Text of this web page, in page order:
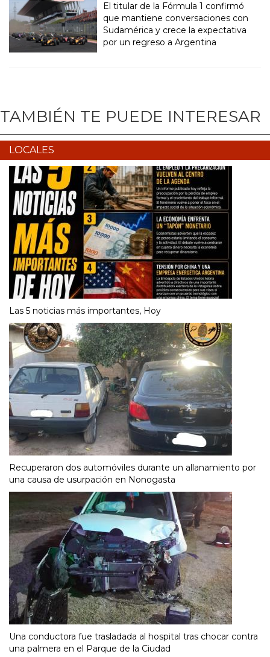
El titular de la Fórmula 1 confirmó
que mantiene conversaciones con
Sudamérica y crece la expectativa
por un regreso a Argentina
TAMBIÉN TE PUEDE INTERESAR
LOCALES
Las 5 noticias más importantes, Hoy
Recuperaron dos automóviles durante un allanamiento por
una causa de usurpación en Nonogasta
Una conductora fue trasladada al hospital tras chocar contra
una palmera en el Parque de la Ciudad